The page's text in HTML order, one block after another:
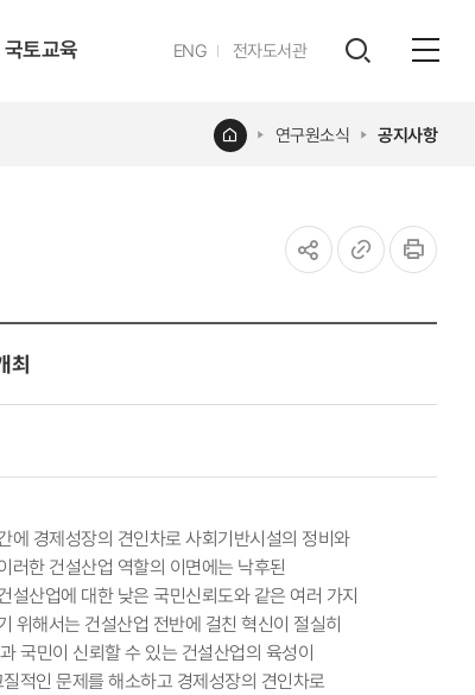
국토교육 ENG영문전자도서관
레이어
홈 연구원소식 공지사항
최
에 경제성장의 견인차로 사회기반시설의 정비와
러한 건설산업 역할의 이면에는 낙후된
산업에 대한 낮은 국민신뢰도와 같은 여러 가지
위해서는 건설산업 전반에 걸친 혁신이 절실히
국민이 신뢰할 수 있는 건설산업의 육성이
적인 문제를 해소하고 경제성장의 견인차로